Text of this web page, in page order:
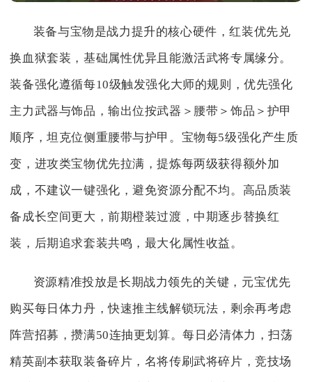
装备与宝物是战力提升的核心硬件，红装优先兑
换血狱套装，基础属性优异且能激活武将专属缘分。
装备强化遵循每10级触发强化大师的规则，优先强化
主力武器与饰品，输出位按武器＞腰带＞饰品＞护甲
顺序，坦克位侧重腰带与护甲。宝物每5级强化产生质
变，进攻类宝物优先拉满，提炼每两级获得额外加
成，不建议一键强化，避免资源分配不均。高品质装
备成长空间更大，前期橙装过渡，中期逐步替换红
装，后期追求套装共鸣，最大化属性收益。
资源精准投放是长期战力领先的关键，元宝优先
购买每日体力丹，快速推主线解锁玩法，剩余再考虑
阵营招募，攒满50连抽更划算。每日必清体力，扫荡
精英副本获取装备碎片，名将传刷武将碎片，竞技场